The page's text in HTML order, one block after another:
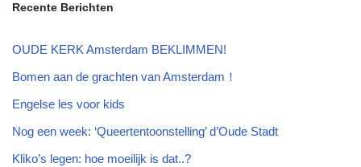
Recente Berichten
OUDE KERK Amsterdam BEKLIMMEN!
Bomen aan de grachten van Amsterdam！
Engelse les voor kids
Nog een week: ‘Queertentoonstelling’ d’Oude Stadt
Kliko’s legen: hoe moeilijk is dat..?